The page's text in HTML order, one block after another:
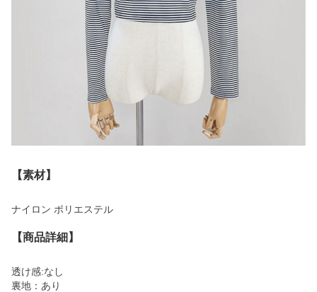
【素材】
ナイロン ポリエステル
【商品詳細】
透け感:なし
裏地：あり